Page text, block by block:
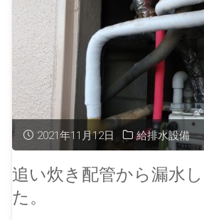
2021年11月12日 給排水設備
追い炊き配管から漏水
た。